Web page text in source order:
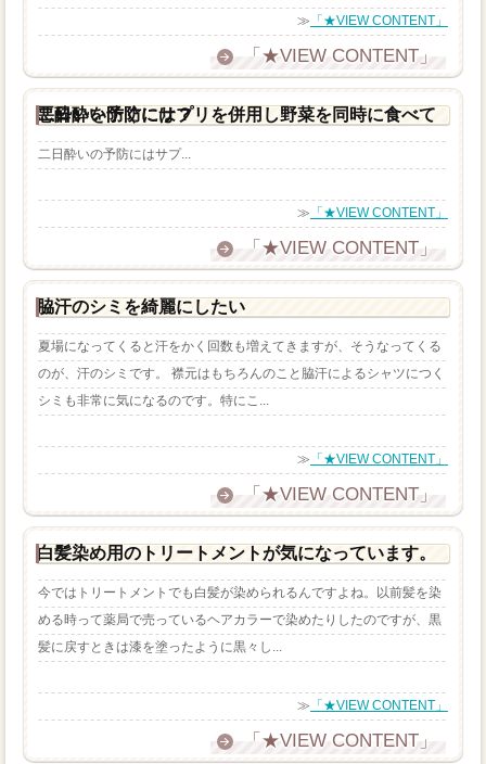
≫ 「★VIEW CONTENT」
「★VIEW CONTENT」
二日酔い予防にサプリを併用し野菜を同時に食べて悪酔いを防ぐには？
二日酔いの予防にはサプ...
≫ 「★VIEW CONTENT」
「★VIEW CONTENT」
脇汗のシミを綺麗にしたい
夏場になってくると汗をかく回数も増えてきますが、そうなってくる
のが、汗のシミです。 襟元はもちろんのこと脇汗によるシャツにつく
シミも非常に気になるのです。特にこ...
≫ 「★VIEW CONTENT」
「★VIEW CONTENT」
白髪染め用のトリートメントが気になっています。
今ではトリートメントでも白髪が染められるんですよね。以前髪を染
める時って薬局で売っているヘアカラーで染めたりしたのですが、黒
髪に戻すときは漆を塗ったように黒々し...
≫ 「★VIEW CONTENT」
「★VIEW CONTENT」